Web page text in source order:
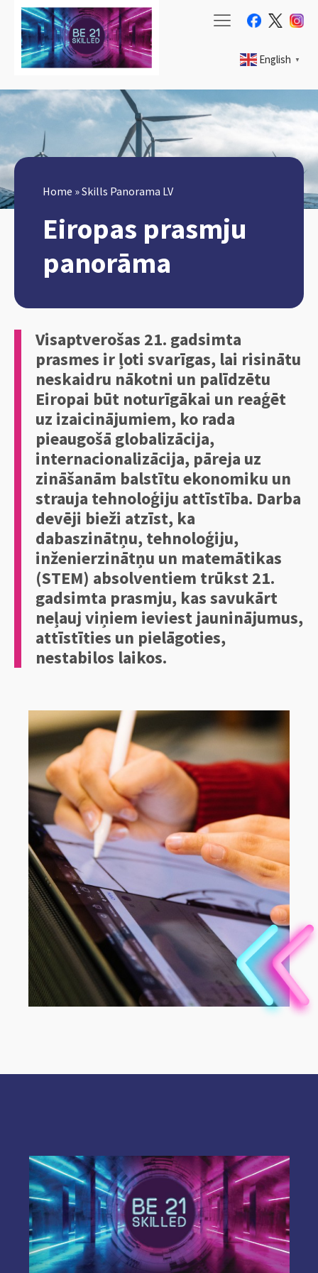
English ▼
Home »Skills Panorama LV
Eiropas prasmju
panorāma
Visaptverošas 21. gadsimta
prasmes ir ļoti svarīgas, lai risinātu
neskaidru nākotni un palīdzētu
Eiropai būt noturīgākai un reaģēt
uz izaicinājumiem, ko rada
pieaugošā globalizācija,
internacionalizācija, pāreja uz
zināšanām balstītu ekonomiku un
strauja tehnoloģiju attīstība. Darba
devēji bieži atzīst, ka
dabaszinātņu, tehnoloģiju,
inženierzinātņu un matemātikas
(STEM) absolventiem trūkst 21.
gadsimta prasmju, kas savukārt
neļauj viņiem ieviest jauninājumus,
attīstīties un pielāgoties,
nestabilos laikos.